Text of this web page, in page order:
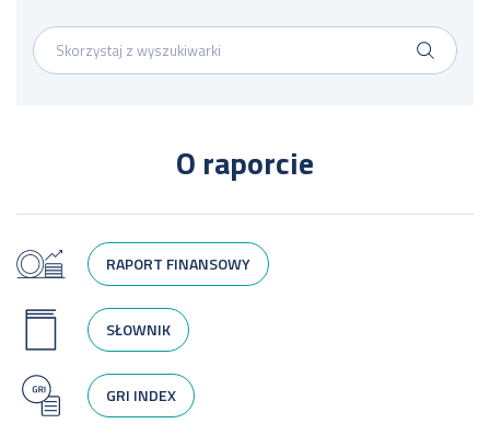
O raporcie
RAPORT FINANSOWY
SŁOWNIK
GRI INDEX